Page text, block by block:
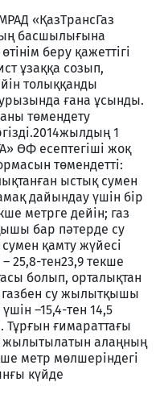
«ҚазТрансГаз
басшылығына
беру қажеттігі
ұзаққа созып,
толыққанды
ғана ұсынды.
төмендету
1
ӨФ есептегіші жоқ
төмендетті:
ыстық сумен
дайындау үшін бір
метрге дейін; газ
бар пәтерде су
қамту жүйесі
25,8-тен23,9 текше
болып, орталықтан
газбен су жылытқышы
–15,4-тен 14,5
Тұрғын ғимараттағы
жылытылатын алаңның
метр мөлшеріндегі
күйде